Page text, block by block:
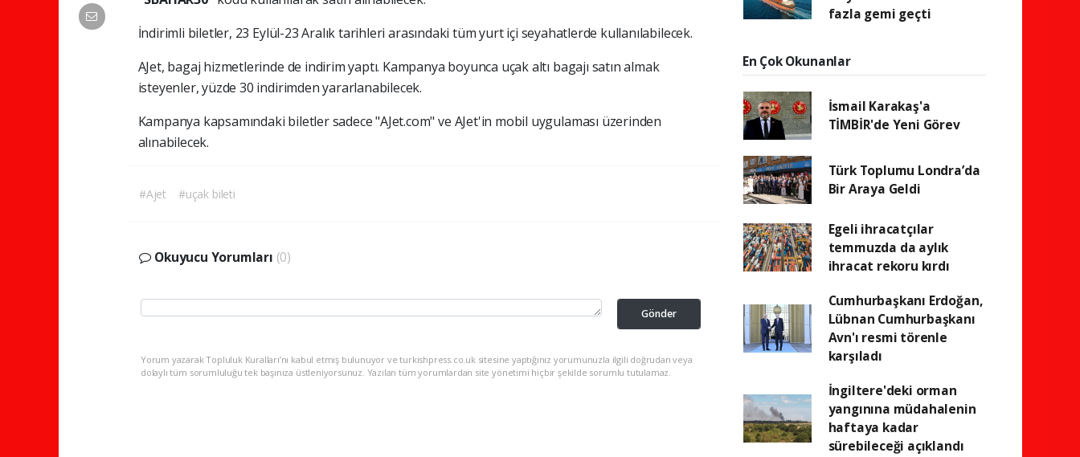
İndirimli biletler, 23 Eylül-23 Aralık tarihleri arasındaki tüm yurt içi seyahatlerde kullanılabilecek.
AJet, bagaj hizmetlerinde de indirim yaptı. Kampanya boyunca uçak altı bagajı satın almak
isteyenler, yüzde 30 indirimden yararlanabilecek.
Kampanya kapsamındaki biletler sadece "AJet.com" ve AJet'in mobil uygulaması üzerinden
alınabilecek.
#Ajet #uçak bileti
Okuyucu Yorumları (0)
Gönder
Yorum yazarak Topluluk Kuralları’nı kabul etmiş bulunuyor ve turkishpress.co.uk sitesine yaptığınız yorumunuzla ilgili doğrudan veya
dolaylı tüm sorumluluğu tek başınıza üstleniyorsunuz. Yazılan tüm yorumlardan site yönetimi hiçbir şekilde sorumlu tutulamaz.
fazla gemi geçti
En Çok Okunanlar
İsmail Karakaş'a
TİMBİR'de Yeni Görev
Türk Toplumu Londra’da
Bir Araya Geldi
Egeli ihracatçılar
temmuzda da aylık
ihracat rekoru kırdı
Cumhurbaşkanı Erdoğan,
Lübnan Cumhurbaşkanı
Avn'ı resmi törenle
karşıladı
İngiltere'deki orman
yangınına müdahalenin
haftaya kadar
sürebileceği açıklandı